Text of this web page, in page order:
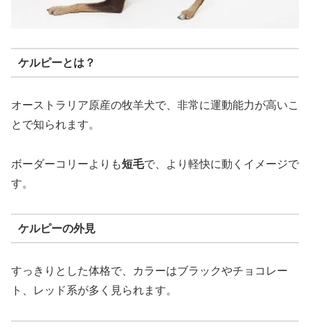
ケルピーとは？
オーストラリア原産の牧羊犬で、非常に運動能力が高いこ
とで知られます。
ボーダーコリーよりも短毛で、より軽快に動くイメージで
す。
ケルピーの外見
すっきりとした体格で、カラーはブラックやチョコレー
ト、レッド系が多く見られます。